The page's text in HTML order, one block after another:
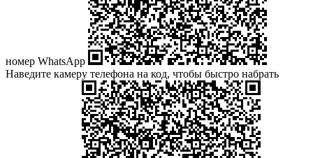
номер WhatsApp
Наведите камеру телефона на код, чтобы быстро набрать